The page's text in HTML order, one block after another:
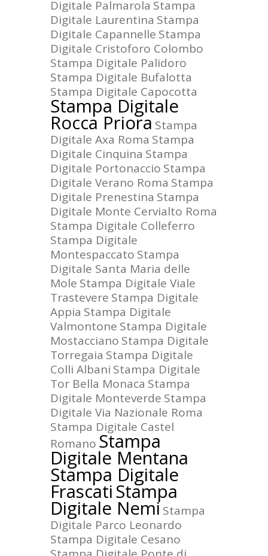
Digitale Palmarola Stampa
Digitale Laurentina Stampa
Digitale Capannelle Stampa
Digitale Cristoforo Colombo
Stampa Digitale Palidoro
Stampa Digitale Bufalotta
Stampa Digitale Capocotta
Stampa Digitale
Rocca Priora Stampa
Digitale Axa Roma Stampa
Digitale Cinquina Stampa
Digitale Portonaccio Stampa
Digitale Verano Roma Stampa
Digitale Prenestina Stampa
Digitale Monte Cervialto Roma
Stampa Digitale Colleferro
Stampa Digitale
Montespaccato Stampa
Digitale Santa Maria delle
Mole Stampa Digitale Viale
Trastevere Stampa Digitale
Appia Stampa Digitale
Valmontone Stampa Digitale
Mostacciano Stampa Digitale
Torregaia Stampa Digitale
Colli Albani Stampa Digitale
Tor Bella Monaca Stampa
Digitale Monteverde Stampa
Digitale Via Nazionale Roma
Stampa Digitale Castel
Romano Stampa
Digitale Mentana
Stampa Digitale
FrascatiStampa
Digitale NemiStampa
Digitale Parco Leonardo
Stampa Digitale Cesano